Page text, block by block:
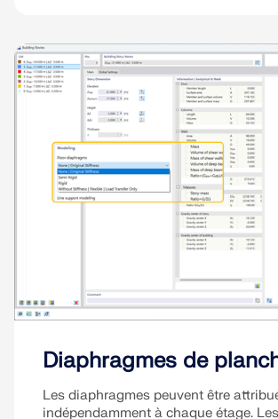
Diaphragmes de
Les diaphragmes peuvent être
indépendamment à chaque étage.